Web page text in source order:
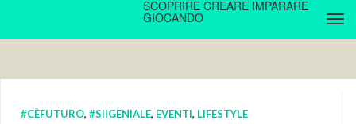
SCOPRIRE CREARE IMPARARE
GIOCANDO
#CÈFUTURO, #SIIGENIALE, EVENTI, LIFESTYLE